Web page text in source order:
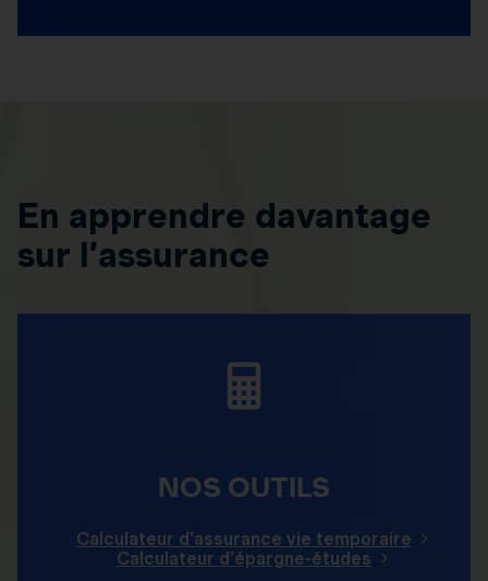
En apprendre davantage
sur l’assurance
NOS OUTILS
Calculateur d'assurance vie temporaire
Calculateur d'épargne-études